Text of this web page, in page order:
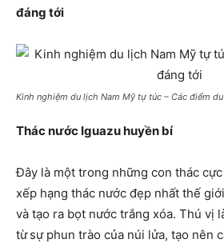
đáng tới
Kinh nghiệm du lịch Nam Mỹ tự túc – Các điểm
Thác nước Iguazu huyền bí
Đây là một trong những con thác
xếp hạng thác nước đẹp nhất thế
và tạo ra bọt nước trắng xóa. Thú vị
từ sự phun trào của núi lửa, tạo nên